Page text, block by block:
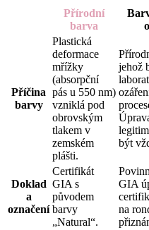
Přírodní
barva
Příčina
barvy
Plastická
deformace
mřížky
(absorpční
pás u 550 nm)
vzniklá pod
obrovským
tlakem v
zemském
plášti.
jehož
být
Doklad
a
označení
Certifikát
GIA s
původem
barvy
„Natural“.
GIA
na